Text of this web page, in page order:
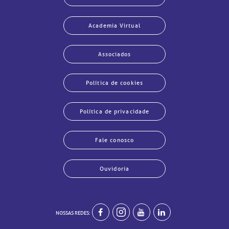
Academia Virtual
Associados
Política de cookies
Política de privacidade
Fale conosco
Ouvidoria
NOSSAS REDES: